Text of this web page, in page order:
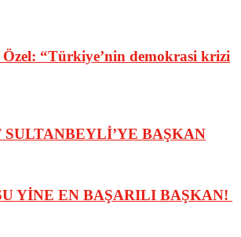
“Türkiye’nin demokrasi krizi
SULTANBEYLİ’YE BAŞKAN
YİNE EN BAŞARILI BAŞKAN!